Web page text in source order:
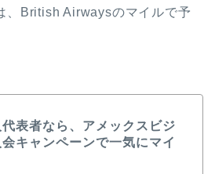
、British Airwaysのマイルで予
表者なら、アメックスビジ
キャンペーンで一気にマイ